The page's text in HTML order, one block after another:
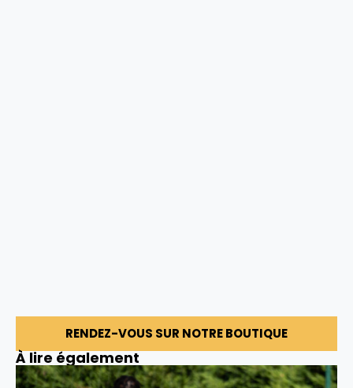
RENDEZ-VOUS SUR NOTRE BOUTIQUE
À lire également